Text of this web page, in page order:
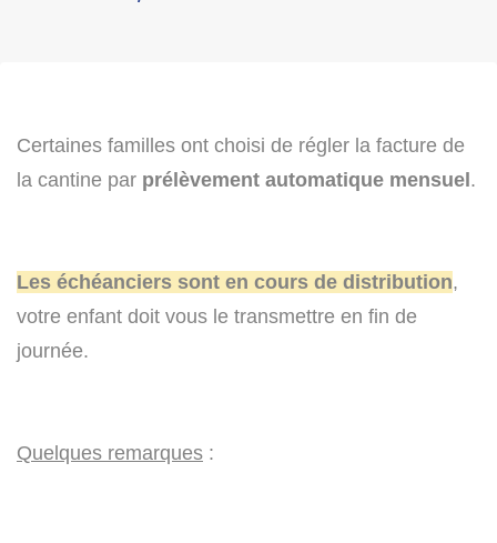
Certaines familles ont choisi de régler la facture de
la cantine par prélèvement automatique mensuel .
Les échéanciers sont en cours de distribution,
votre enfant doit vous le transmettre en fin de
journée.
Quelques remarques :